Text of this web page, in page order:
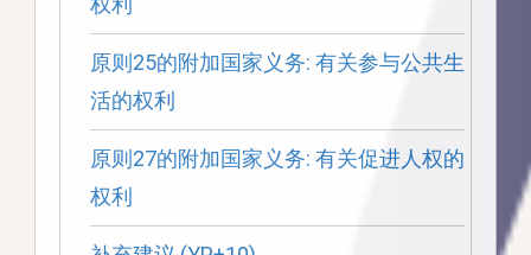
原则25的附加国家义务: 有关参与公共生
活的权利
原则27的附加国家义务: 有关促进人权的
权利